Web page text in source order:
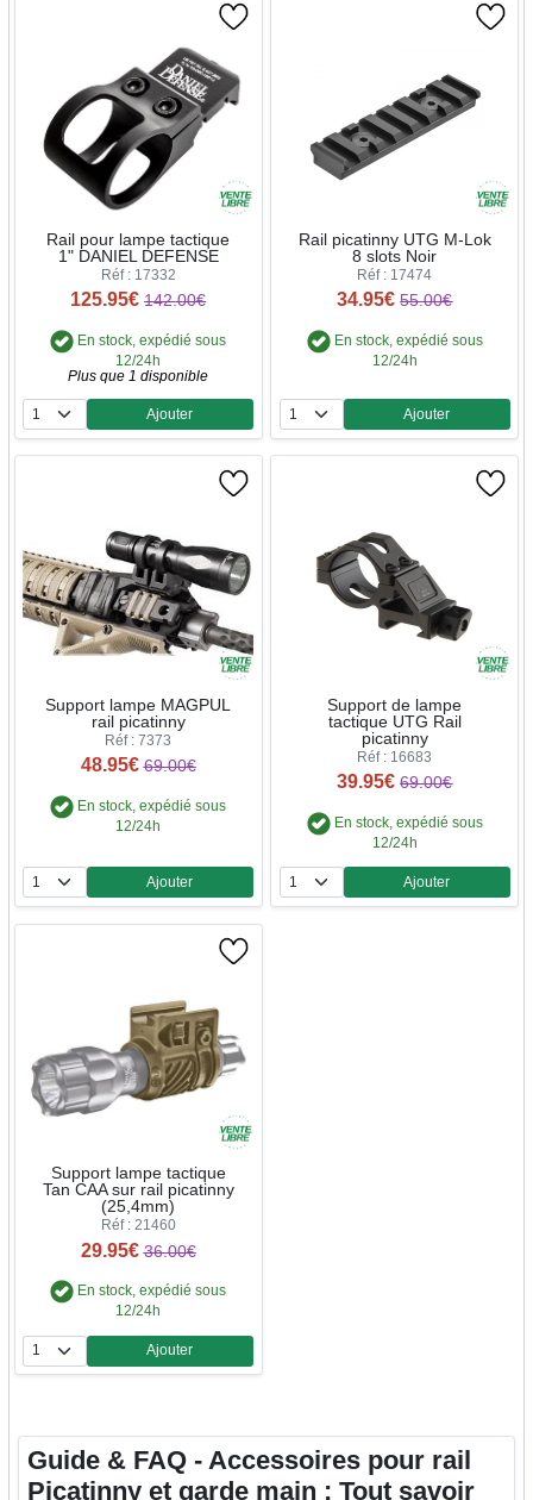
Rail pour lampe tactique
1" DANIEL DEFENSE
Réf : 17332
125.95€ 142.00€
En stock, expédié sous
12/24h
Plus que 1 disponible
Quantité
Ajouter
Rail picatinny UTG M-Lok
8 slots Noir
Réf : 17474
34.95€ 55.00€
En stock, expédié sous
12/24h
Quantité
Ajouter
Support lampe MAGPUL
rail picatinny
Réf : 7373
48.95€ 69.00€
En stock, expédié sous
12/24h
Quantité
Ajouter
Support de lampe
tactique UTG Rail
picatinny
Réf : 16683
39.95€ 69.00€
En stock, expédié sous
12/24h
Quantité
Ajouter
Support lampe tactique
Tan CAA sur rail picatinny
(25,4mm)
Réf : 21460
29.95€ 36.00€
En stock, expédié sous
12/24h
Quantité
Ajouter
Guide & FAQ - Accessoires pour rail
Picatinny et garde main : Tout savoir